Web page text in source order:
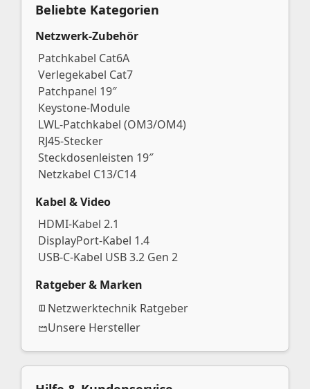
Beliebte Kategorien
Netzwerk-Zubehör
Patchkabel Cat6A
Verlegekabel Cat7
Patchpanel 19″
Keystone-Module
LWL-Patchkabel (OM3/OM4)
RJ45-Stecker
Steckdosenleisten 19″
Netzkabel C13/C14
Kabel & Video
HDMI-Kabel 2.1
DisplayPort-Kabel 1.4
USB-C-Kabel USB 3.2 Gen 2
Ratgeber & Marken
Netzwerktechnik Ratgeber
Unsere Hersteller